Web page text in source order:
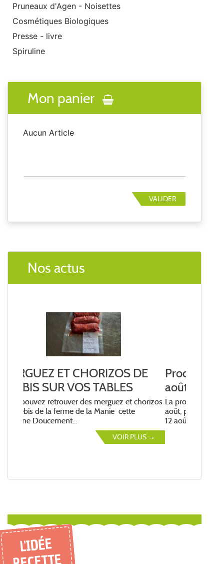
Pruneaux d'Agen - Noisettes
Cosmétiques Biologiques
Presse - livre
Spiruline
Mon panier
Aucun Article
VALIDER
Nos actus
Prochaine livraison vendredi 14
août
La prochaine livraison aura lieu le vendredi 14
août, passez votre commande avant mercredi
12 août...
VOIR PLUS →
L'IDÉE